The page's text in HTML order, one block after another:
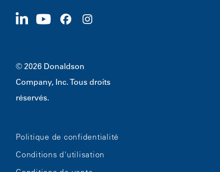
Développement durable
1400 W 94th Street
© 2026 Donaldson
Company, Inc. Tous droits
réservés.
Politique de confidentialité
Conditions d'utilisation